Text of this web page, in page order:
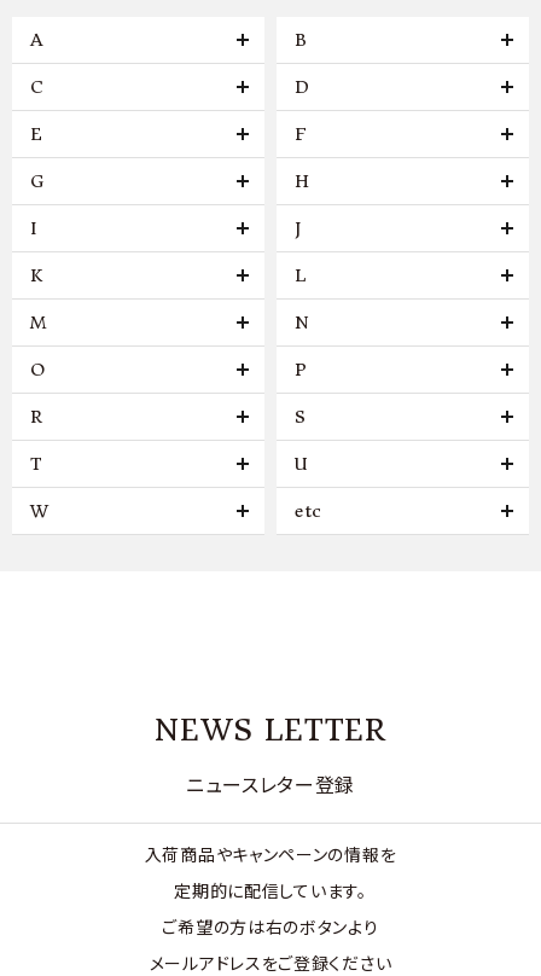
A B
C D
E F
G H
I J
K L
M N
O P
R S
T U
W etc
NEWS LETTER
ニュースレター登録
入荷商品やキャンペーンの情報を
定期的に配信しています。
ご希望の方は右のボタンより
メールアドレスをご登録ください